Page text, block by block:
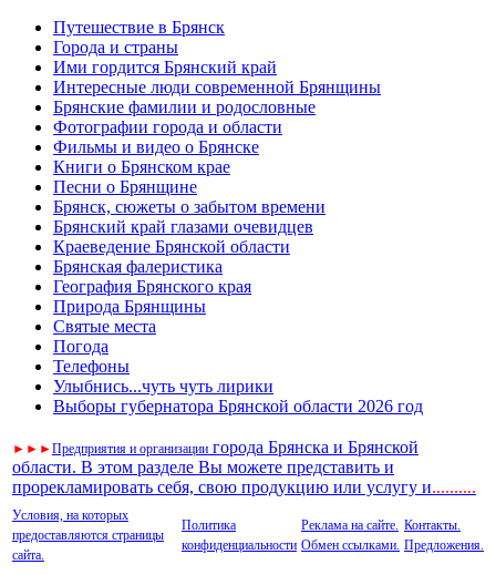
Путешествие в Брянск
Города и страны
Ими гордится Брянский край
Интересные люди современной Брянщины
Брянские фамилии и родословные
Фотографии города и области
Фильмы и видео о Брянске
Книги о Брянском крае
Песни о Брянщине
Брянск, сюжеты о забытом времени
Брянский край глазами очевидцев
Краеведение Брянской области
Брянская фалеристика
География Брянского края
Природа Брянщины
Святые места
Погода
Телефоны
Улыбнись...чуть чуть лирики
Выборы губернатора Брянской области 2026 год
► ► ►Предприятия и организации города Брянска и Брянской
области. В этом разделе Вы можете представить и
прорекламировать себя, свою продукцию или услугу и..........
Условия, на которых
предоставляются страницы
сайта.
Политика
конфиденциальности
Реклама на сайте.
Обмен ссылками.
Контакты.
Предложения.